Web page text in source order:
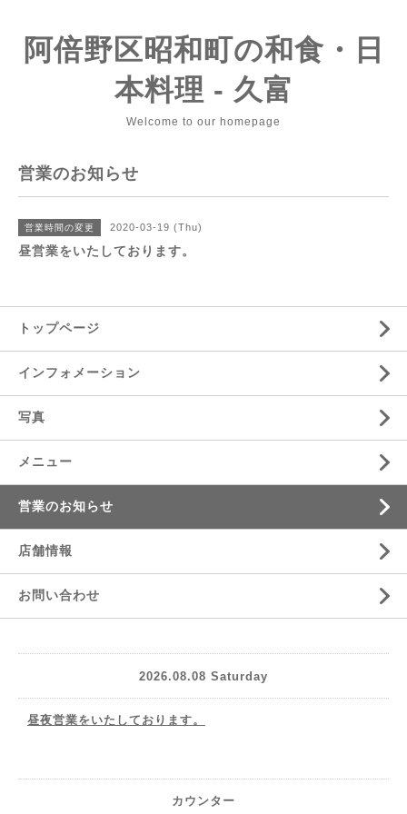
阿倍野区昭和町の和食・日
本料理 - 久富
Welcome to our homepage
営業のお知らせ
営業時間の変更 2020-03-19 (Thu)
昼営業をいたしております。
トップページ
インフォメーション
写真
メニュー
営業のお知らせ
店舗情報
お問い合わせ
2026.08.08 Saturday
昼夜営業をいたしております。
カウンター